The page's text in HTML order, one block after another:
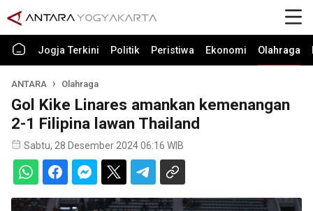
Jogja Terkini Politik Peristiwa Ekonomi Olahraga
ANTARA Olahraga
Gol Kike Linares amankan kemenangan
2-1 Filipina lawan Thailand
Sabtu, 28 Desember 2024 06:16 WIB